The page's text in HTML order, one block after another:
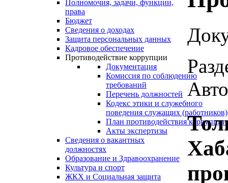
Полномочия, задачи, функции,
права
Бюджет
Сведения о доходах
Защита персональных данных
Кадровое обеспечение
Противодействие коррупции
Документация
Комиссия по соблюдению
требований
Перечень должностей
Кодекс этики и служебного
поведения служащих (работников)
План противодействия коррупции
Акты экспертизы
Сведения о вакантных
должностях
Образование и Здравоохранение
Культура и спорт
ЖКХ и Социальная защита